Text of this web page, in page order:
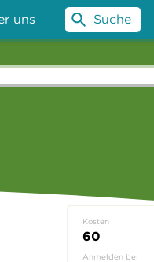
uns Suche
Kosten
60
Anmelden bei